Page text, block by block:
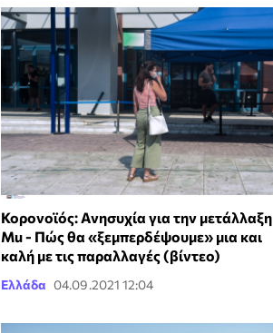
Κορονοϊός: Ανησυχία για την μετάλλαξη
Mu - Πώς θα «ξεμπερδέψουμε» μια και
καλή με τις παραλλαγές (βίντεο)
Ελλάδα 04.09.2021 12:04